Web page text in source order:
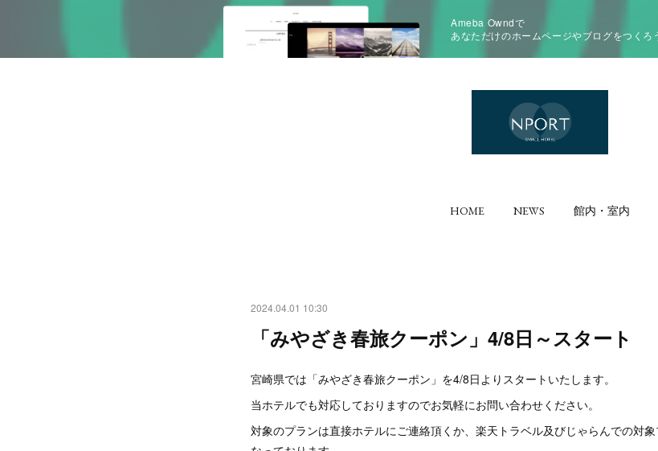
Ameba Owndで
あなただけのホームページやブログをつくろ
HOME NEWS 館内・室内
2024.04.01 10:30
「みやざき春旅クーポン」4/8日～スタート
宮崎県では「みやざき春旅クーポン」を4/8日よりスタートいたします。
当ホテルでも対応しておりますのでお気軽にお問い合わせください。
対象のプランは直接ホテルにご連絡頂くか、楽天トラベル及びじゃらんでの対